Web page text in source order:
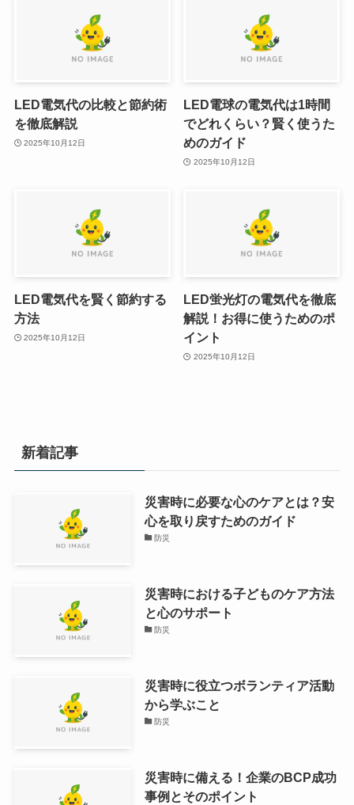
LED電気代の比較と節約術
を徹底解説
2025年10月12日
LED電球の電気代は1時間
でどれくらい？賢く使うた
めのガイド
2025年10月12日
LED電気代を賢く節約する
方法
2025年10月12日
LED蛍光灯の電気代を徹底
解説！お得に使うためのポ
イント
2025年10月12日
新着記事
災害時に必要な心のケアとは？安
心を取り戻すためのガイド
防災
災害時における子どものケア方法
と心のサポート
防災
災害時に役立つボランティア活動
から学ぶこと
防災
災害時に備える！企業のBCP成功
事例とそのポイント